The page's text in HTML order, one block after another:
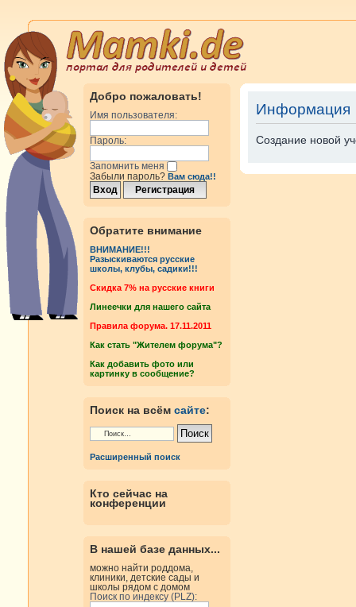
Добро пожаловать!
Имя пользователя:
Пароль:
Запомнить меня
Забыли пароль? Вам сюда!!
Обратите внимание
ВНИМАНИЕ!!!
Разыскиваются русские
школы, клубы, садики!!!
Cкидка 7% на русские книги
Линеечки для нашего сайта
Правила форума. 17.11.2011
Как стать "Жителем форума"?
Как добавить фото или
картинку в сообщение?
Поиск на всём сайте:
Расширенный поиск
Кто сейчас на
конференции
В нашей базе данных...
можно найти роддома,
клиники, детские сады и
школы рядом с домом
Поиск по индексу (PLZ):
Информация
Создание новой